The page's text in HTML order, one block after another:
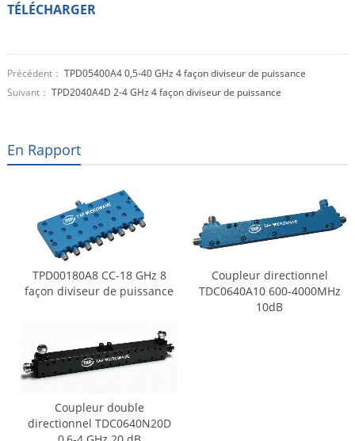
TÉLÉCHARGER
Précédent： TPD05400A4 0,5-40 GHz 4 façon diviseur de puissance
Suivant： TPD2040A4D 2-4 GHz 4 façon diviseur de puissance
En Rapport
TPD00180A8 CC-18 GHz 8
façon diviseur de puissance
Coupleur directionnel
TDC0640A10 600-4000MHz
10dB
Coupleur double
directionnel TDC0640N20D